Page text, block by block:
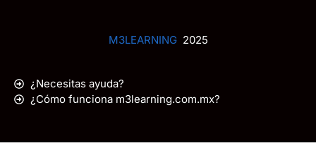
M3LEARNING2025
¿Necesitas ayuda?
¿Cómo funciona m3learning.com.mx?